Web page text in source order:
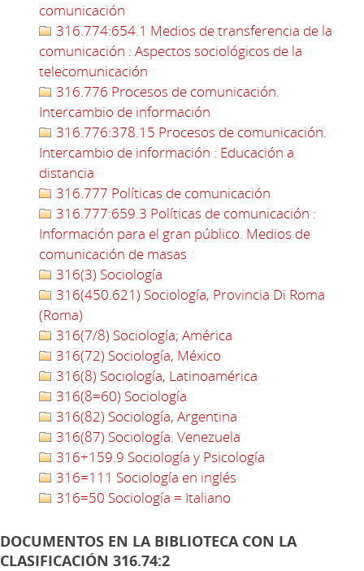
comunicación
316.774:654.1 Medios de transferencia de la
comunicación : Aspectos sociológicos de la
telecomunicación
316.776 Procesos de comunicación.
Intercambio de información
316.776:378.15 Procesos de comunicación.
Intercambio de información : Educación a
distancia
316.777 Políticas de comunicación
316.777:659.3 Políticas de comunicación :
Información para el gran público. Medios de
comunicación de masas
316(3) Sociología
316(450.621) Sociología, Provincia Di Roma
(Roma)
316(7/8) Sociología; América
316(72) Sociología, México
316(8) Sociología, Latinoamérica
316(8=60) Sociología
316(82) Sociología, Argentina
316(87) Sociología. Venezuela
316+159.9 Sociología y Psicología
316=111 Sociología en inglés
316=50 Sociología = Italiano
DOCUMENTOS EN LA BIBLIOTECA CON LA
CLASIFICACIÓN 316.74:2